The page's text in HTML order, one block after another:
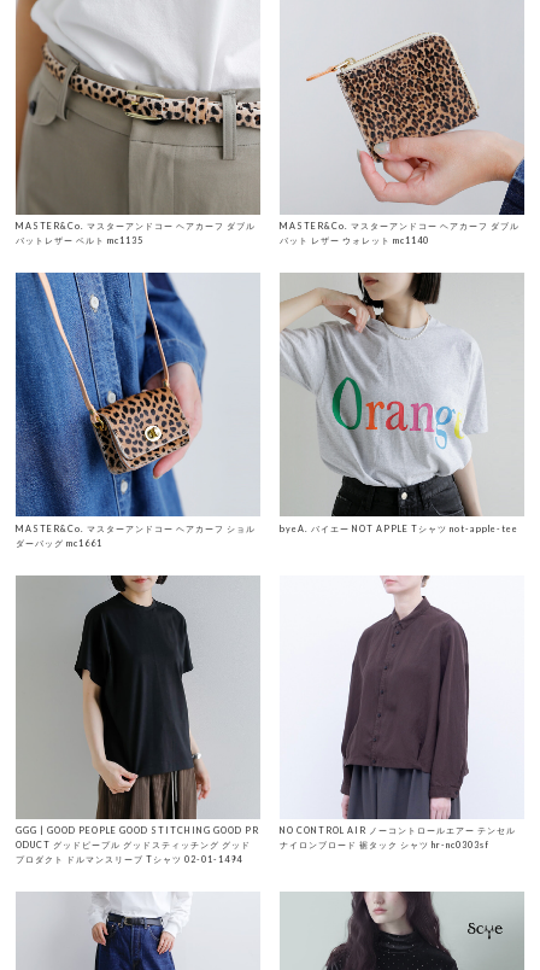
MASTER&Co. マスターアンドコー ヘアカーフ ダブル
バットレザー ベルト mc1135
MASTER&Co. マスターアンドコー ヘアカーフ ダブル
バット レザー ウォレット mc1140
MASTER&Co. マスターアンドコー ヘアカーフ ショル
ダーバッグ mc1661
byeA. バイエー NOT APPLE Tシャツ not-apple-tee
GGG | GOOD PEOPLE GOOD STITCHING GOOD PR
ODUCT グッドピープル グッドスティッチング グッド
プロダクト ドルマンスリーブ Tシャツ 02-01-1494
NO CONTROL AIR ノーコントロールエアー テンセル
ナイロンブロード 裾タック シャツ hr-nc0303sf